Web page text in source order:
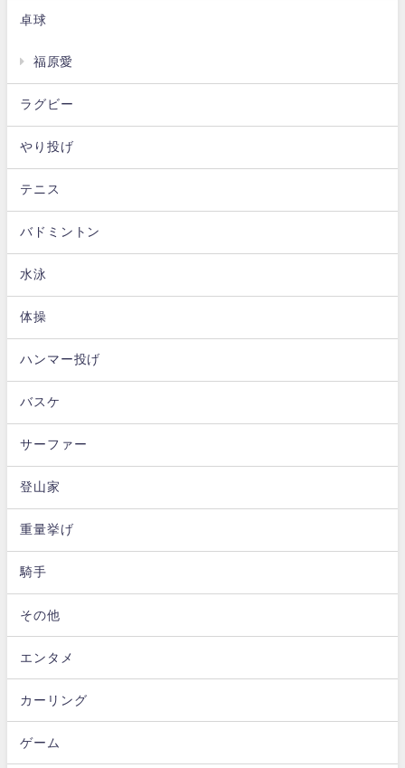
卓球
福原愛
ラグビー
やり投げ
テニス
バドミントン
水泳
体操
ハンマー投げ
バスケ
サーファー
登山家
重量挙げ
騎手
その他
エンタメ
カーリング
ゲーム